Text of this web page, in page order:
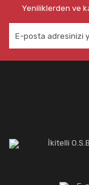
Yeniliklerden ve
İkitelli